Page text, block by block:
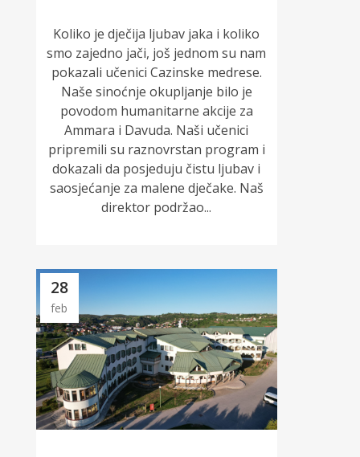
Koliko je dječija ljubav jaka i koliko
smo zajedno jači, još jednom su nam
pokazali učenici Cazinske medrese.
Naše sinoćnje okupljanje bilo je
povodom humanitarne akcije za
Ammara i Davuda. Naši učenici
pripremili su raznovrstan program i
dokazali da posjeduju čistu ljubav i
saosjećanje za malene dječake. Naš
direktor podržao...
28
feb